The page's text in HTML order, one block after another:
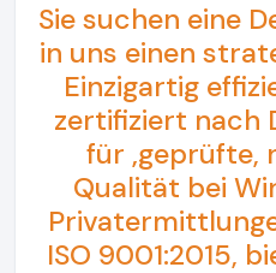
Sie suchen eine
in uns einen
Einzigartig
zertifiziert nach
für ‚geprüfte,
Qualität bei
ISO 9001:2015,